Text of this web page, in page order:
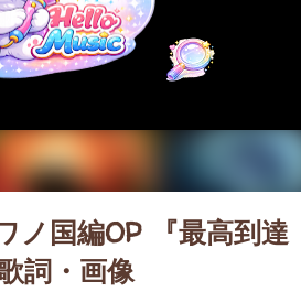
ノ国編OP 『最高到達
詞・画像